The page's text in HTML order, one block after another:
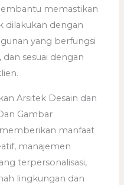
memastikan
dilakukan dengan
yang berfungsi
sesuai dengan
Arsitek Desain dan
Gambar
manfaat
manajemen
terpersonalisasi,
lingkungan dan